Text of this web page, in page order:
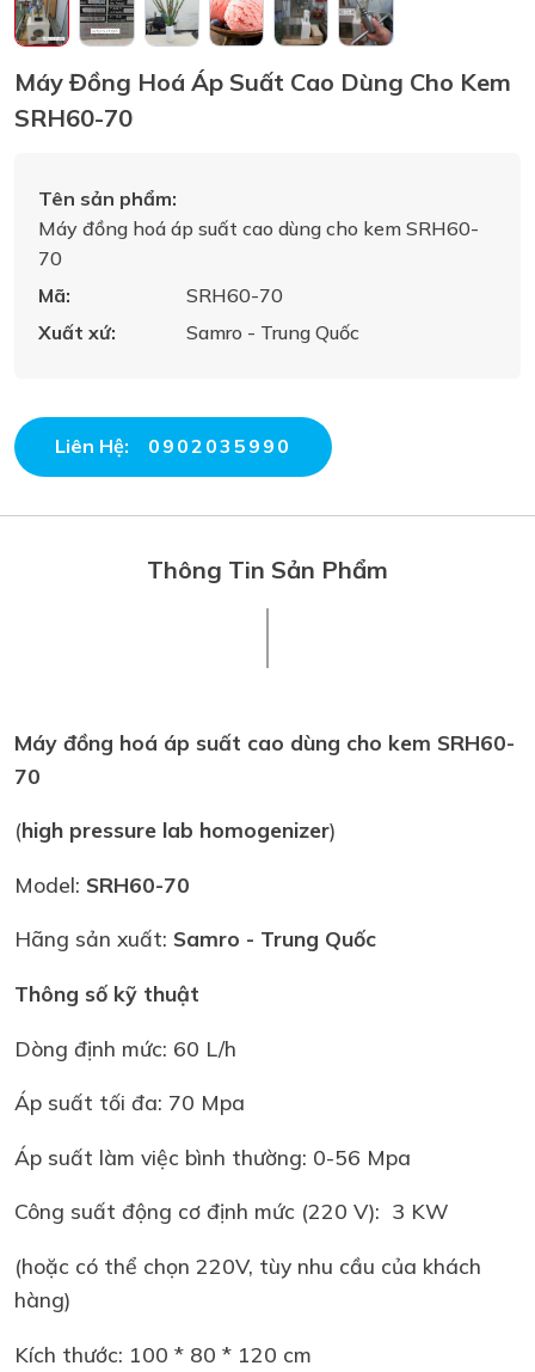
Máy Đồng Hoá Áp Suất Cao Dùng Cho Kem
SRH60-70
Tên sản phẩm:
Máy đồng hoá áp suất cao dùng cho kem SRH60-
70
Mã:
SRH60-70
Xuất xứ:
Samro - Trung Quốc
Liên Hệ: 0902035990
Thông Tin Sản Phẩm
Máy đồng hoá áp suất cao dùng cho kem SRH60-
70
(high pressure lab homogenizer)
Model: SRH60-70
Hãng sản xuất: Samro - Trung Quốc
Thông số kỹ thuật
Dòng định mức: 60 L/h
Áp suất tối đa: 70 Mpa
Áp suất làm việc bình thường: 0-56 Mpa
Công suất động cơ định mức (220 V): 3 KW
(hoặc có thể chọn 220V, tùy nhu cầu của khách
hàng)
Kích thước: 100 * 80 * 120 cm